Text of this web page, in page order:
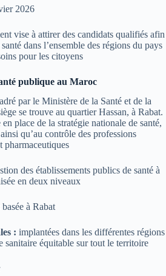
2026
vise à attirer des candidats qualifiés afin
dans l’ensemble des régions du pays
pour les citoyens.
publique au Maroc
par le Ministère de la Santé et de la
se trouve au quartier Hassan, à Rabat.
place de la stratégie nationale de santé,
qu’au contrôle des professions
pharmaceutiques.
des établissements publics de santé à
en deux niveaux :
basée à Rabat.
: implantées dans les différentes régions
sanitaire équitable sur tout le territoire.